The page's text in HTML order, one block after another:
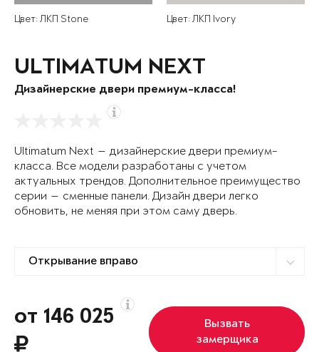
Цвет: ЛКП Stone Цвет: ЛКП Ivory
ULTIMATUM NEXT
Дизайнерские двери премиум-класса!
Ultimatum Next — дизайнерские двери премиум-
класса. Все модели разработаны с учетом
актуальных трендов. Дополнительное преимущество
серии — сменные панели. Дизайн двери легко
обновить, не меняя при этом саму дверь.
от 146 025
Вызвать
замерщика